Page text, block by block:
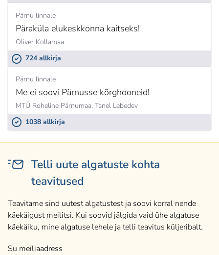
Pärnu linnale
Päraküla elukeskkonna kaitseks!
Oliver Kollamaa
724 allkirja
Pärnu linnale
Me ei soovi Pärnusse kõrghooneid!
MTÜ Roheline Pärnumaa, Tanel Lebedev
1038 allkirja
Telli uute algatuste kohta
teavitused
Teavitame sind uutest algatustest ja soovi korral nende
käekäigust meilitsi. Kui soovid jälgida vaid ühe algatuse
käekäiku, mine algatuse lehele ja telli teavitus küljeribalt.
Su meiliaadress